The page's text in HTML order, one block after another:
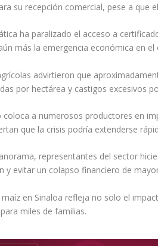
su recepción comercial, pese a que
ha paralizado el acceso a
más la emergencia económica en el
advirtieron que
por hectárea y castigos excesivos
coloca a numerosos productores en
que la crisis podría extenderse
representantes del sector
y evitar un colapso financiero de
maíz en Sinaloa refleja no solo el
miles de familias.